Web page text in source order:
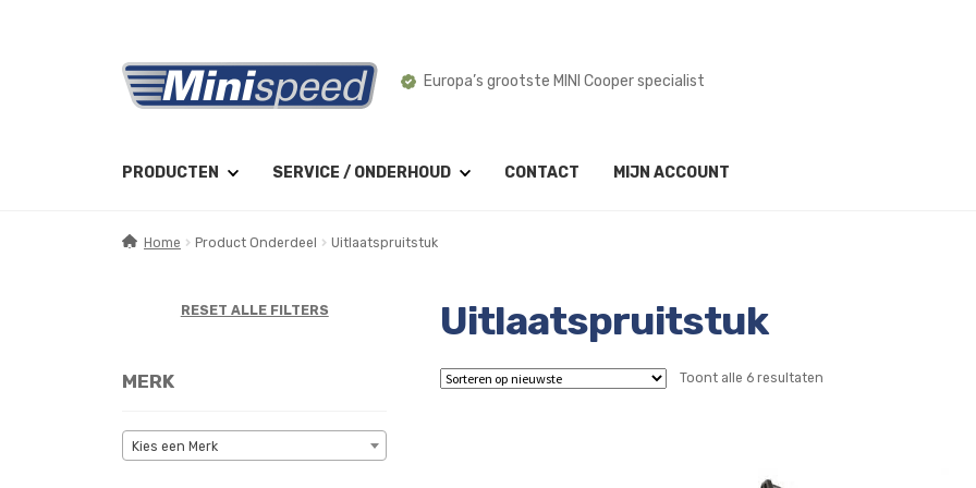
Ga
door
naar
Ga
naar
de
Europa’s grootste MINI Cooper specialist
PRODUCTEN SERVICE / ONDERHOUD CONTACT MIJN ACCOUNT
Home Product Onderdeel Uitlaatspruitstuk
Uitlaatspruitstuk
Toont alle 6 resultaten
RESET ALLE FILTERS
MERK
Kies een Merk